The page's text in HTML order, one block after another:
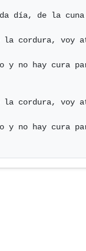
día, de la
la cordura, voy
y no hay cura
la cordura, voy
y no hay cura